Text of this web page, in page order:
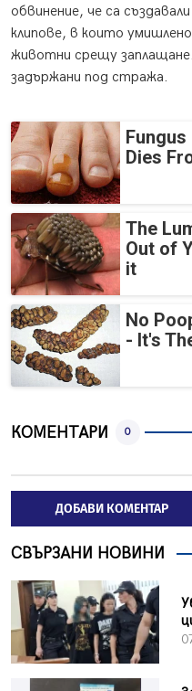
обвинение, че са
клипове, в които
животни срещу
задържани под стража.
Dies
The
Out of
it
No
- It's
КОМЕНТАРИ 0
ДОБАВИ КОМЕНТАР
СВЪРЗАНИ НОВИНИ